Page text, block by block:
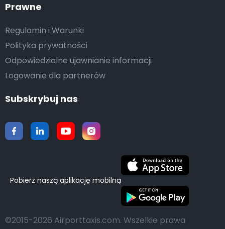
Prawne
Regulamin i Warunki
Polityka prywatności
Odpowiedzialne ujawnianie informacji
Logowanie dla partnerów
Subskrybuj nas
Pobierz naszą aplikację mobilną
©2015-2026 Airporttaxis.com. Wszelkie prawa